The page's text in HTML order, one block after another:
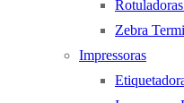
Zebra
Impressoras